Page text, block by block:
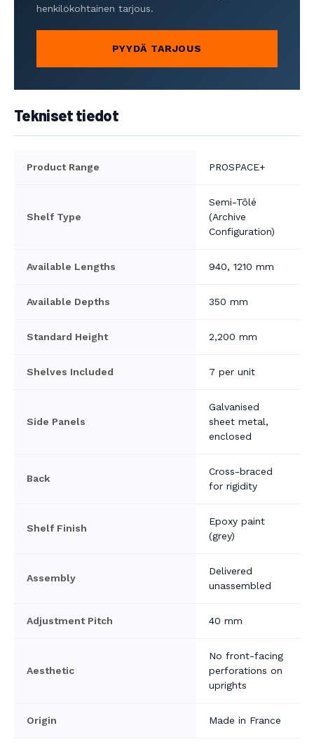
henkilökohtainen tarjous.
PYYDÄ TARJOUS
Tekniset tiedot
Product Range PROSPACE+
Shelf Type
Semi-Tôlé
(Archive
Configuration)
Available Lengths 940, 1210 mm
Available Depths 350 mm
Standard Height 2,200 mm
Shelves Included 7 per unit
Side Panels
Galvanised
sheet metal,
enclosed
Back
Cross-braced
for rigidity
Shelf Finish
Epoxy paint
(grey)
Assembly
Delivered
unassembled
Adjustment Pitch 40 mm
Aesthetic
No front-facing
perforations on
uprights
Origin Made in France